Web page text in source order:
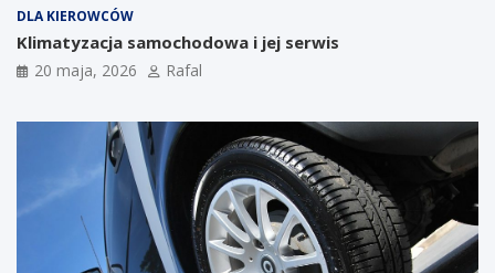
DLA KIEROWCÓW
Klimatyzacja samochodowa i jej serwis
20 maja, 2026 Rafal